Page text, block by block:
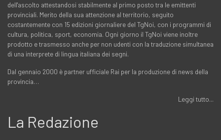
dell'ascolto attestandosi stabilmente al primo posto tra le emittenti
provinciali. Merito della sua attenzione al territorio, seguito
costantemente con 15 edizioni giornaliere del TgNoi, con i programmi di
cultura, politica, sport, economia. Ogni giorno il TgNoi viene inoltre
prodotto e trasmesso anche per non udenti con la traduzione simultanea
di una interprete di lingua italiana dei segni.
Dal gennaio 2000 è partner ufficiale Rai per la produzione di news della
provincia…
Leggi tutto...
La Redazione